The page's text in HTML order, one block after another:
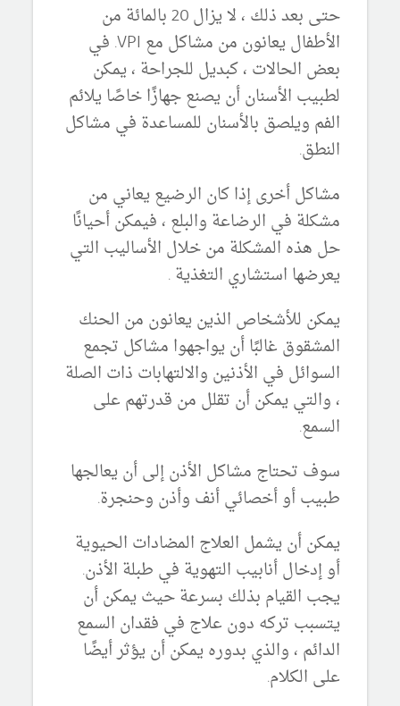
حتى بعد ذلك ، لا يزال 20 بالمائة من
الأطفال يعانون من مشاكل مع VPI. في
بعض الحالات ، كبديل للجراحة ، يمكن
لطبيب الأسنان أن يصنع جهازًا خاصًا يلائم
الفم ويلصق بالأسنان للمساعدة في مشاكل
النطق.
مشاكل أخرى إذا كان الرضيع يعاني من
مشكلة في الرضاعة والبلع ، فيمكن أحيانًا
حل هذه المشكلة من خلال الأساليب التي
يعرضها استشاري التغذية .
يمكن للأشخاص الذين يعانون من الحنك
المشقوق غالبًا أن يواجهوا مشاكل تجمع
السوائل في الأذنين والالتهابات ذات الصلة
، والتي يمكن أن تقلل من قدرتهم على
السمع.
سوف تحتاج مشاكل الأذن إلى أن يعالجها
طبيب أو أخصائي أنف وأذن وحنجرة.
يمكن أن يشمل العلاج المضادات الحيوية
أو إدخال أنابيب التهوية في طبلة الأذن.
يجب القيام بذلك بسرعة حيث يمكن أن
يتسبب تركه دون علاج في فقدان السمع
الدائم ، والذي بدوره يمكن أن يؤثر أيضًا
على الكلام.